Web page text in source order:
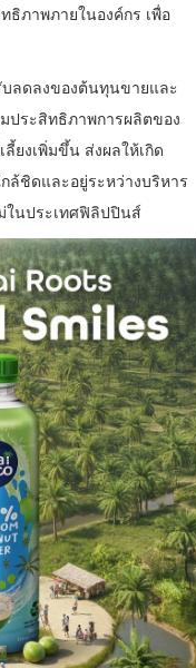
ธิภาพภายในองค์กร เพื่อ
ลดลงของต้นทุนขายและ
ระสิทธิภาพการผลิตของ
งเพิ่มขึ้น ส่งผลให้เกิด
ล้ชิดและอยู่ระหว่างบริหาร
ในประเทศฟิลิปปินส์